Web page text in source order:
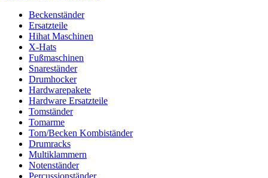
Beckenständer
Ersatzteile
Hihat Maschinen
X-Hats
Fußmaschinen
Snareständer
Drumhocker
Hardwarepakete
Hardware Ersatzteile
Tomständer
Tomarme
Tom/Becken Kombiständer
Drumracks
Multiklammern
Notenständer
Percussionständer